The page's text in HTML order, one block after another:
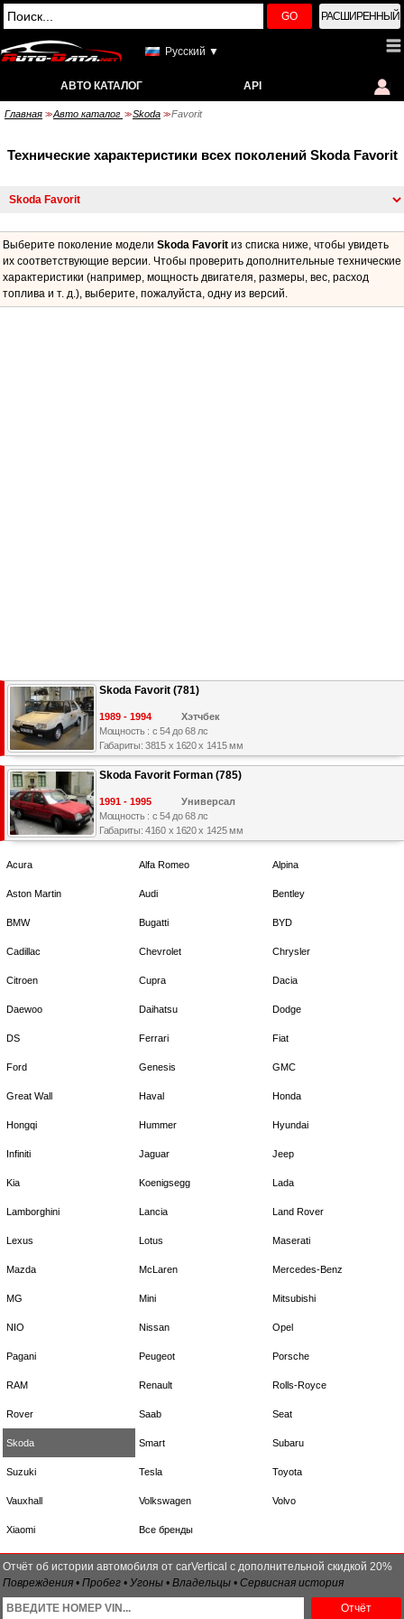
GO РАСШИРЕННЫЙ
Русский ▼
АВТО КАТАЛОГ API
Главная >> Авто каталог >> Skoda >> Favorit
Технические характеристики всех поколений Skoda Favorit
Выберите поколение модели Skoda Favorit из списка ниже, чтобы увидеть
их соответствующие версии. Чтобы проверить дополнительные технические
характеристики (например, мощность двигателя, размеры, вес, расход
топлива и т. д.), выберите, пожалуйста, одну из версий.
Skoda Favorit (781)
1989 - 1994
Хэтчбек
Мощность : с 54 до 68 лс
Габариты: 3815 x 1620 x 1415 мм
Skoda Favorit Forman (785)
1991 - 1995
Универсал
Мощность : с 54 до 68 лс
Габариты: 4160 x 1620 x 1425 мм
Acura Alfa Romeo Alpina
Aston Martin Audi Bentley
BMW Bugatti BYD
Cadillac Chevrolet Chrysler
Citroen Cupra Dacia
Daewoo Daihatsu Dodge
DS Ferrari Fiat
Ford Genesis GMC
Great Wall Haval Honda
Hongqi Hummer Hyundai
Infiniti Jaguar Jeep
Kia Koenigsegg Lada
Lamborghini Lancia Land Rover
Lexus Lotus Maserati
Mazda McLaren Mercedes-Benz
MG Mini Mitsubishi
NIO Nissan Opel
Pagani Peugeot Porsche
RAM Renault Rolls-Royce
Rover Saab Seat
Skoda Smart Subaru
Suzuki Tesla Toyota
Vauxhall Volkswagen Volvo
Xiaomi Все бренды
Отчёт об истории автомобиля от carVertical с дополнительной скидкой 20%
Повреждения • Пробег • Угоны • Владельцы • Сервисная история
Отчёт